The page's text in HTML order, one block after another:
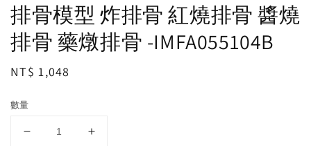
排骨模型 炸排骨 紅燒排骨 醬燒
排骨 藥燉排骨 -IMFA055104B
Regular
NT$ 1,048
數量